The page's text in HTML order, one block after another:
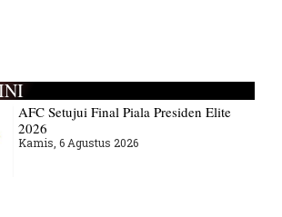
AFC Setujui Final Piala Presiden Elite
2026
Kamis, 6 Agustus 2026